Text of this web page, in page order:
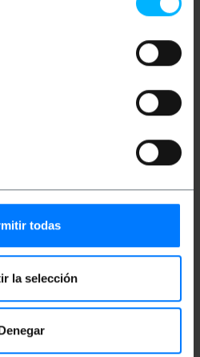
todas
la selección
IP44 contra poeira,
niquelado anticorrosão.
x 6.3 cm
1
14.0 x 9.3 x 6.3 cm